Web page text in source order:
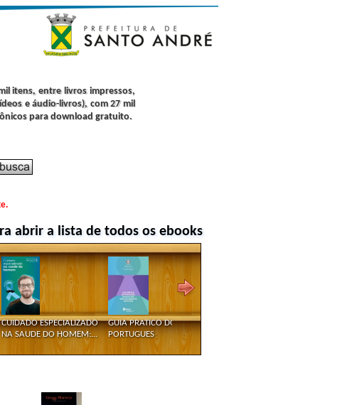
itens, entre livros impressos,
e áudio-livros), com 27 mil
para download gratuito.
abrir a lista de todos os ebooks
CUIDADO ESPECIALIZADO
NA SAUDE DO HOMEM:...
GUIA PRATICO DO
PORTUGUES
SIMPLIFICADO P...